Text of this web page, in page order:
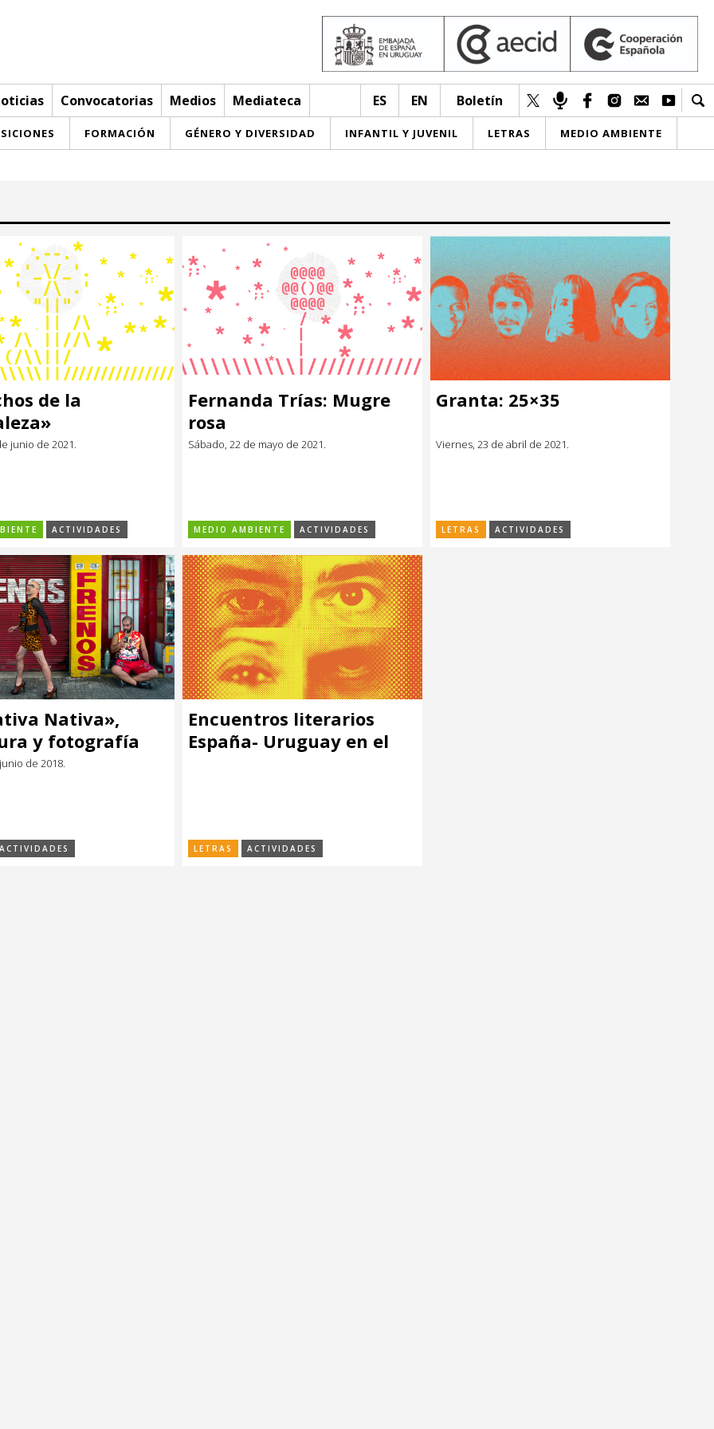
Convocatorias Medios Mediateca ES EN Boletín
FORMACIÓN GÉNERO Y DIVERSIDAD INFANTIL Y JUVENIL LETRAS MEDIO AMBIENTE
de la
junio de 2021.
ACTIVIDADES
Fernanda Trías: Mugre
rosa
Sábado, 22 de mayo de 2021.
MEDIO AMBIENTE ACTIVIDADES
Granta: 25×35
Viernes, 23 de abril de 2021.
LETRAS ACTIVIDADES
Nativa»,
y fotografía
en un libro
de 2018.
ACTIVIDADES
Encuentros literarios
España- Uruguay en el
LETRAS ACTIVIDADES